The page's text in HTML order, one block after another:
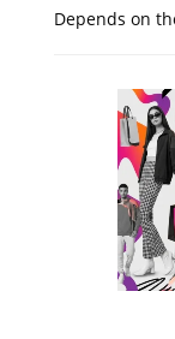
Depends on